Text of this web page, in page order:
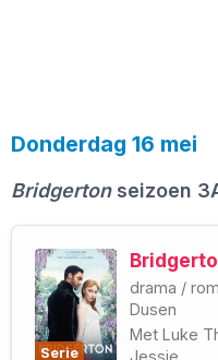
Donderdag 16 mei
Bridgertonseizoen
Serie
drama /
Dusen
Met Luke
Jessie